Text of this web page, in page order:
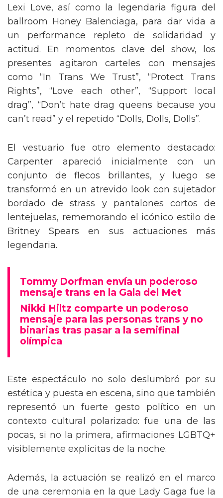
Lexi Love, así como la legendaria figura del
ballroom Honey Balenciaga, para dar vida a
un performance repleto de solidaridad y
actitud. En momentos clave del show, los
presentes agitaron carteles con mensajes
como “In Trans We Trust”, “Protect Trans
Rights”, “Love each other”, “Support local
drag”, “Don’t hate drag queens because you
can’t read” y el repetido “Dolls, Dolls, Dolls”.
El vestuario fue otro elemento destacado:
Carpenter apareció inicialmente con un
conjunto de flecos brillantes, y luego se
transformó en un atrevido look con sujetador
bordado de strass y pantalones cortos de
lentejuelas, rememorando el icónico estilo de
Britney Spears en sus actuaciones más
legendaria.
Tommy Dorfman envía un poderoso
mensaje trans en la Gala del Met
Nikki Hiltz comparte un poderoso
mensaje para las personas trans y no
binarias tras pasar a la semifinal
olímpica
Este espectáculo no solo deslumbró por su
estética y puesta en escena, sino que también
representó un fuerte gesto político en un
contexto cultural polarizado: fue una de las
pocas, si no la primera, afirmaciones LGBTQ+
visiblemente explícitas de la noche.
Además, la actuación se realizó en el marco
de una ceremonia en la que Lady Gaga fue la